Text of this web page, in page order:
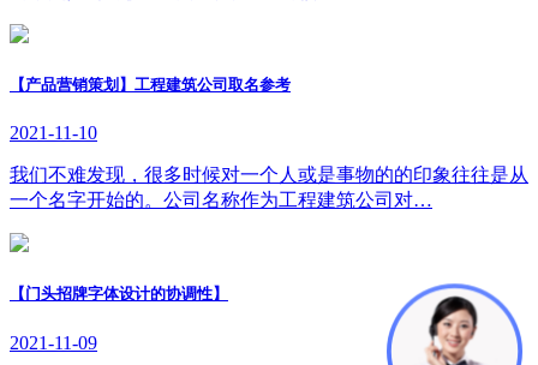
【产品营销策划】工程建筑公司取名参考
2021-11-10
我们不难发现，很多时候对一个人或是事物的的印象往往是从
一个名字开始的。公司名称作为工程建筑公司对…
【门头招牌字体设计的协调性】
2021-11-09